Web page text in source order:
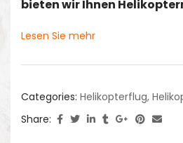
bieten wir Ihnen
Lesen Sie mehr
Categories: Helikopterflug,
Share: